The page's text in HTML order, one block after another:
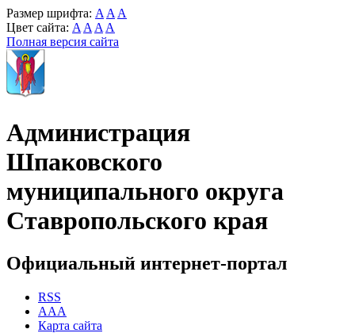
Размер шрифта: A A A
Цвет сайта: A A A A
Полная версия сайта
Администрация
Шпаковского
муниципального округа
Ставропольского края
Официальный интернет-портал
RSS
AAA
Карта сайта